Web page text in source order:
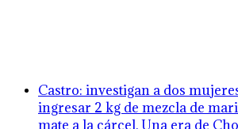
Castro: investigan a dos
ingresar 2 kg de mezcla de
mate a la cárcel. Una era de